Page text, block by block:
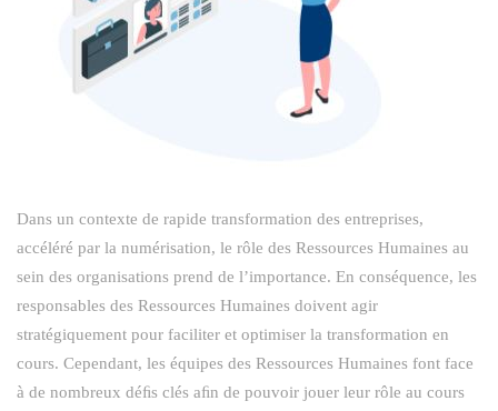
Dans un contexte de rapide transformation des entreprises,
accéléré par la numérisation, le rôle des Ressources Humaines au
sein des organisations prend de l’importance. En conséquence, les
responsables des Ressources Humaines doivent agir
stratégiquement pour faciliter et optimiser la transformation en
cours. Cependant, les équipes des Ressources Humaines font face
à de nombreux déﬁs clés aﬁn de pouvoir jouer leur rôle au cours